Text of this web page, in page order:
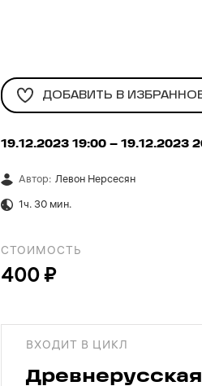
ДОБАВИТЬ В
19.12.2023 19:00 – 19.12.2023
Автор: Левон Нерсесян
1ч. 30 мин.
СТОИМОСТЬ
400 ₽
ВХОДИТ В ЦИКЛ
Древнерусская